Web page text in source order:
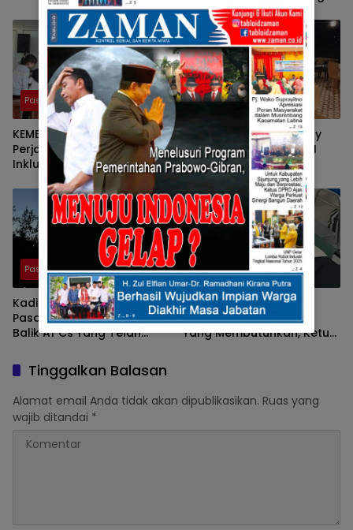
Kedatangan Pers Bersatu
Tuah Saiyo.
Baru.
Pasaman
KEMBALINYA SANG MOSES ;
Perjalanan Pendidikan
Inklusif SD Negeri 05 Pauh,
Lubuk Sikaping, Pasaman.
Oleh : Rahmawati Ismar SS
( Guru SDN Pauh , Lubuk
Sikaping, Pasaman.)
Pasaman
Pulang Kampung, Benny
Utama, Anggota DPR RI
Komisi III Sampaikan
Pemahaman Anotasi Pada
Wartawan Di Pasaman
Pasaman
Kadis Parporabud
Pasaman Bakal Laporkan
Balik Af Cs Yang Telah
Melaporkannya
Pasaman
Tunjukkan Kepedulian
Terhadap Masyarakat
Yang Membutuhkan, Ketua
Tinggalkan Balasan
Alamat email Anda tidak akan dipublikasikan. Ruas yang
wajib ditandai *